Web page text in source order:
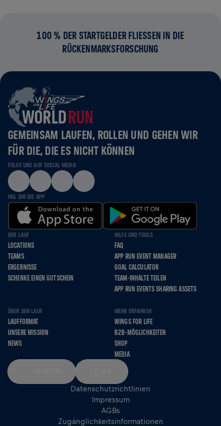
100 % DER STARTGELDER FLIESSEN IN DIE R
ÜCKENMARKSFORSCHUNG
GEMEINSAM LAUFEN, ROLLEN UND GEHEN WIR
FÜR DIE, DIE ES NICHT KÖNNEN
FOLGE UNS AUF SOCIAL MEDIA
HOL DIR DIE APP
DER LAUF
LOCATIONS
TEAMS
ERGEBNISSE
SCHENKE EINEN GUTSCHEIN
HILFE UND TOOLS
FAQ
APP RUN EVENT MANAGER
GOAL CALCULATOR
TEAM-INHALTE TEILEN
APP RUN EVENTS SHARING ASSETS
ÜBER DEN LAUF
LAUFFORMAT
UNSERE MISSION
NEWS
MEHR ERFAHREN
WINGS FOR LIFE
B2B-MÖGLICHKEITEN
SHOP
MEDIA
Datenschutzrichtlinien
Impressum
AGBs
Zugänglichkeitsinformationen